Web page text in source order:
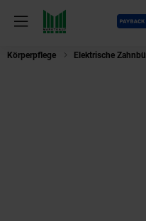
Menü
Payback
Körperpflege Elektrische